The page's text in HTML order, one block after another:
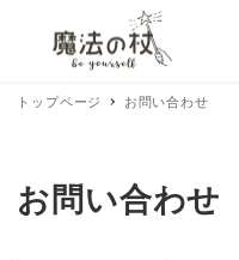
トップページ お問い合わせ
お問い合わせ